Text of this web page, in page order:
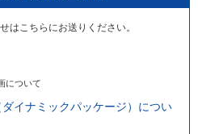
はこちらにお送りください。
について
イナミックパッケージ）につい